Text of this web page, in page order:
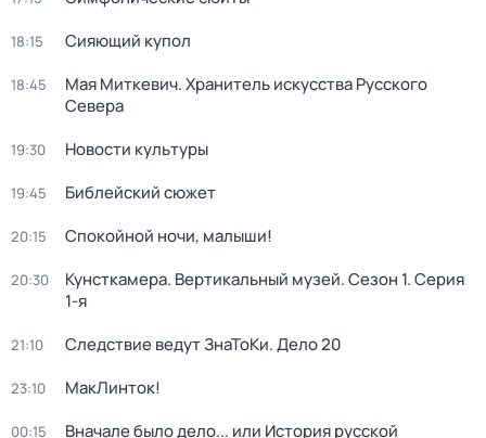
18:15 Сияющий купол
18:45
Мая Миткевич. Хранитель искусства Русского
Севера
19:30 Новости культуры
19:45 Библейский сюжет
20:15 Спокойной ночи, малыши!
20:30 Кунсткамера. Вертикальный музей. Сезон 1. Серия
1-я
21:10 Следствие ведут ЗнаТоКи. Дело 20
23:10 МакЛинток!
00:15
Вначале было дело... или История русской